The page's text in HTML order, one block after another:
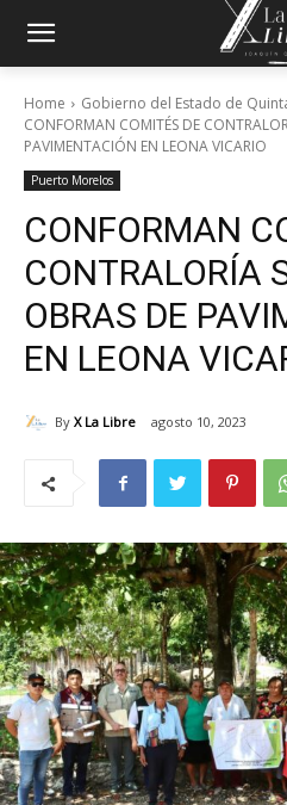
Home Gobierno del Estado de
CONFORMAN COMITÉS DE
PAVIMENTACIÓN EN LEONA VICARIO
Puerto Morelos
CONFORMAN
CONTRALORÍA
OBRAS DE
EN LEONA
By X La Libre agosto 10, 2023